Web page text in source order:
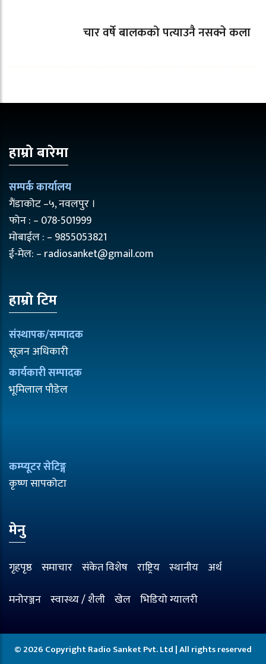
चार वर्षे बालकको पत्याउनै नसक्ने कला
हाम्रो बारेमा
सम्पर्क कार्यालय
गैंडाकोट –५, नवलपुर ।
फोन : – 078-501999
मोबाईल : – 9855053821
ई-मेल: – radiosanket@gmail.com
हाम्रो टिम
संस्थापक/सम्पादक
सूजन अधिकारी
कार्यकारी सम्पादक
भूमिलाल पौडेल
कम्प्यूटर सेटिङ्ग
कृष्ण सापकोटा
मेनु
गृहपृष्ठ समाचार संकेत विशेष राष्ट्रिय स्थानीय अर्थ
मनोरञ्जन स्वास्थ्य / शैली खेल भिडियो ग्यालरी
© 2026 Copyright Radio Sanket Pvt. Ltd | All rights reserved